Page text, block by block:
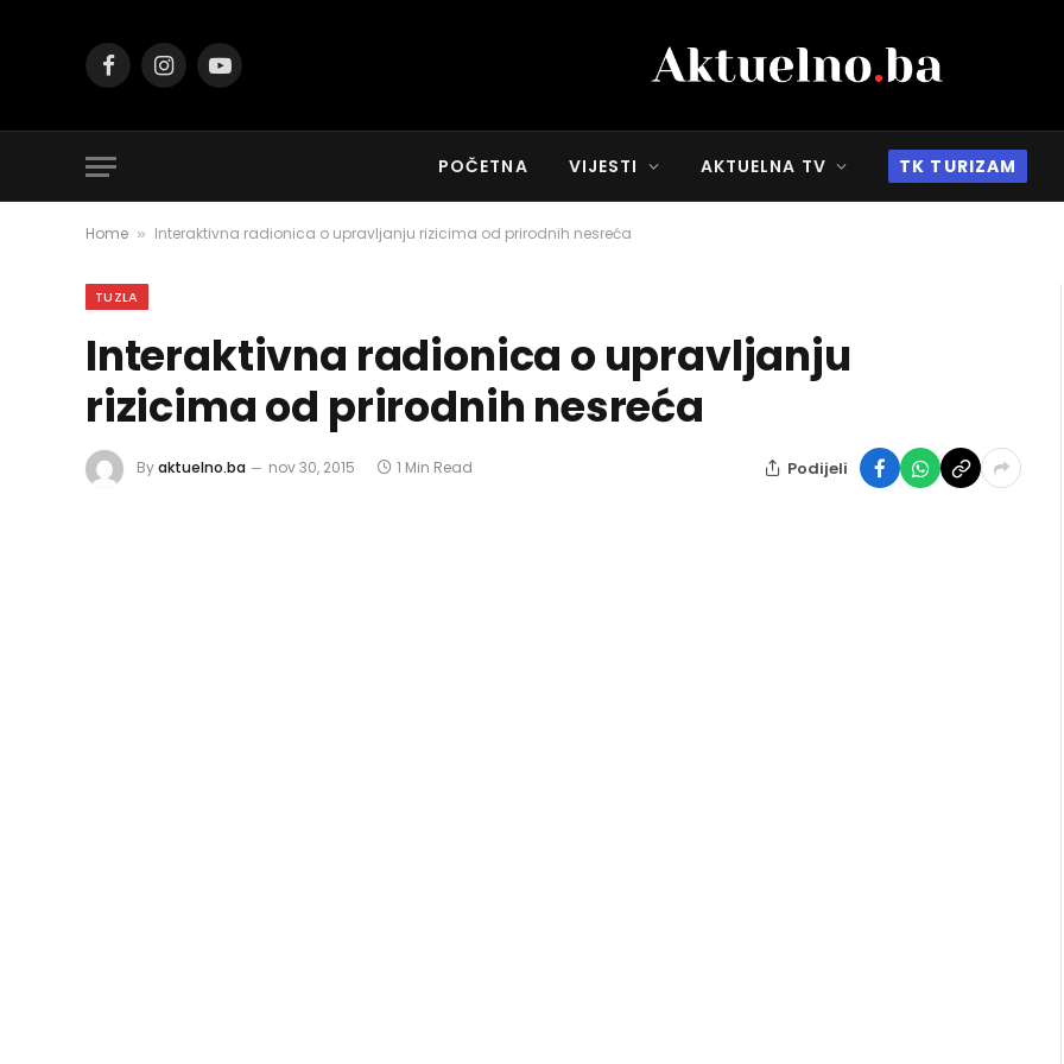
FacebookInstagramYouTube
POČETNA VIJESTI AKTUELNA TV TK TURIZAM
Home » Interaktivna radionica o upravljanju rizicima od prirodnih nesreća
TUZLA
Interaktivna radionica o upravljanju
rizicima od prirodnih nesreća
Byaktuelno.ba nov 30, 2015 1 Min Read Podijeli